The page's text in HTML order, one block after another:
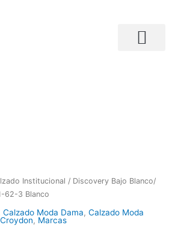
Institucional / Discovery Bajo Blanco/
62-3 Blanco
Calzado Moda Dama, Calzado Moda
Croydon, Marcas